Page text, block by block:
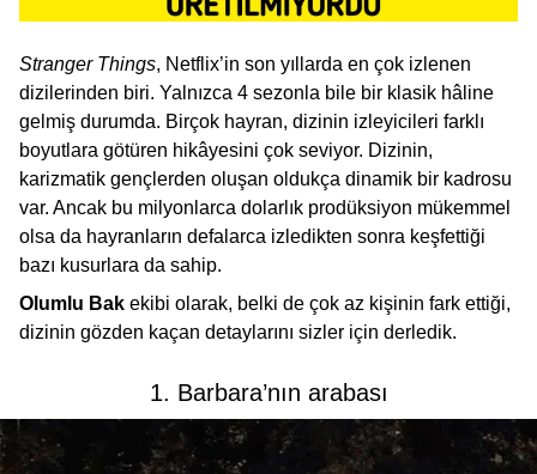
Stranger Things, Netflix’in son yıllarda en çok izlenen
dizilerinden biri. Yalnızca 4 sezonla bile bir klasik hâline
gelmiş durumda. Birçok hayran, dizinin izleyicileri farklı
boyutlara götüren hikâyesini çok seviyor. Dizinin,
karizmatik gençlerden oluşan oldukça dinamik bir kadrosu
var. Ancak bu milyonlarca dolarlık prodüksiyon mükemmel
olsa da hayranların defalarca izledikten sonra keşfettiği
bazı kusurlara da sahip.
Olumlu Bak ekibi olarak, belki de çok az kişinin fark ettiği,
dizinin gözden kaçan detaylarını sizler için derledik.
1. Barbara’nın arabası